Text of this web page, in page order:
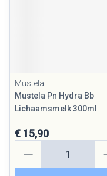
Mustela
Mustela Pn Hydra Bb
Lichaamsmelk 300ml
€ 15,90